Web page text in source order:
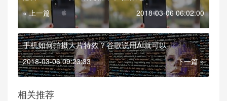
« 上一篇 2018-03-06 06:02:00
手机如何拍摄大片特效？谷歌说用AI就可以
2018-03-06 09:23:33 下一篇 »
相关推荐